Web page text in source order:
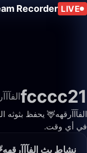
LIVE
Recorder
fcccc21
الفآآآرقهه🦌 يحفظ بثوثه
في أي وقت.
نشاط بث